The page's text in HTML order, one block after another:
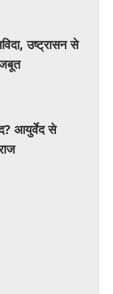
उष्ट्रासन से
आयुर्वेद से